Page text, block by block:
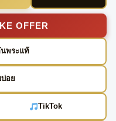
OFFER
นพระแท้
อย
TikTok